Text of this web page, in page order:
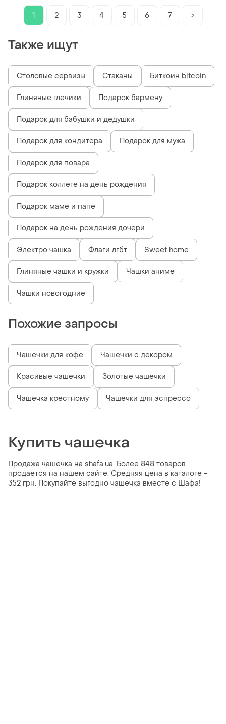
1 2 3 4 5 6 7 >
Также ищут
Столовые сервизы Стаканы Биткоин bitcoin
Глиняные глечики Подарок бармену
Подарок для бабушки и дедушки
Подарок для кондитера Подарок для мужа
Подарок для повара
Подарок коллеге на день рождения
Подарок маме и папе
Подарок на день рождения дочери
Электро чашка Флаги лгбт Sweet home
Глиняные чашки и кружки Чашки аниме
Чашки новогодние
Похожие запросы
Чашечки для кофе Чашечки с декором
Красивые чашечки Золотые чашечки
Чашечка крестному Чашечки для эспрессо
Купить чашечка
Продажа чашечка на shafa.ua. Более 848 товаров
продается на нашем сайте. Средняя цена в каталоге -
352 грн. Покупайте выгодно чашечка вместе с Шафа!